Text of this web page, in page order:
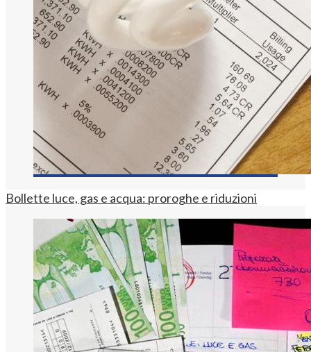
Bollette luce, gas e acqua: proroghe e riduzioni